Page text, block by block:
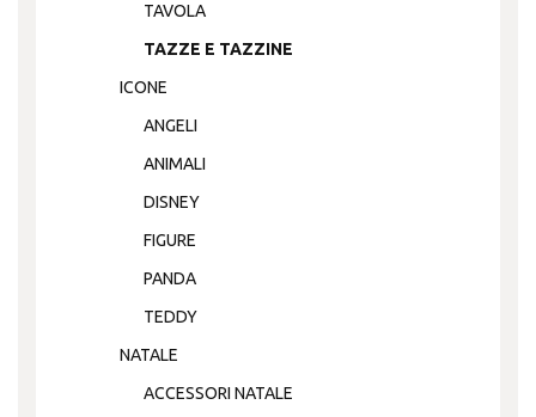
TAVOLA
TAZZE E TAZZINE
ICONE
ANGELI
ANIMALI
DISNEY
FIGURE
PANDA
TEDDY
NATALE
ACCESSORI NATALE